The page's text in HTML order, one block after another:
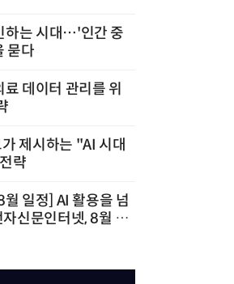
하는 시대…'인간 중
묻다
데이터 관리를 위
제시하는 "AI 시대
략
월 일정] AI 활용을 넘
신문인터넷, 8월 실